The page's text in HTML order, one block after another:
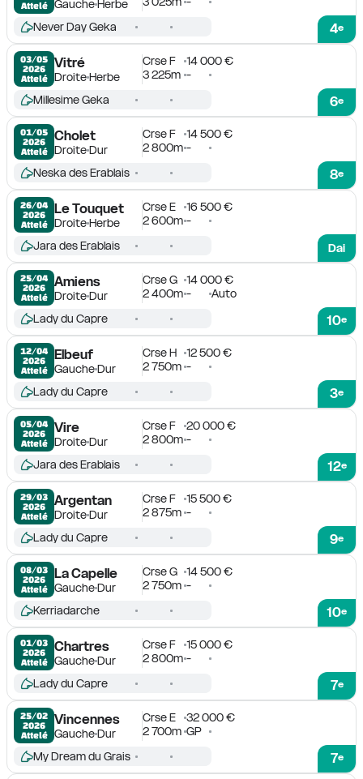
Attelé
GaucheHerbe
4e
Never Day Geka
03/05
2026
Attelé
Vitré
DroiteHerbe
Crse F
14 000 €
3 225m -
6e
Millesime Geka
01/05
2026
Attelé
Cholet
DroiteDur
Crse F
14 500 €
2 800m -
8e
Neska des Erablais
26/04
2026
Attelé
Le Touquet
DroiteHerbe
Crse E
16 500 €
2 600m -
Dai
Jara des Erablais
25/04
2026
Attelé
Amiens
DroiteDur
Crse G
14 000 €
2 400m - Auto
10e
Lady du Capre
12/04
2026
Attelé
Elbeuf
GaucheDur
Crse H
12 500 €
2 750m -
3e
Lady du Capre
05/04
2026
Attelé
Vire
DroiteDur
Crse F
20 000 €
2 800m -
12e
Jara des Erablais
29/03
2026
Attelé
Argentan
DroiteDur
Crse F
15 500 €
2 875m -
9e
Lady du Capre
08/03
2026
Attelé
La Capelle
GaucheDur
Crse G
14 500 €
2 750m -
10e
Kerriadarche
01/03
2026
Attelé
Chartres
GaucheDur
Crse F
15 000 €
2 800m -
7e
Lady du Capre
25/02
2026
Attelé
Vincennes
GaucheDur
Crse E
32 000 €
2 700m GP
7e
My Dream du Grais